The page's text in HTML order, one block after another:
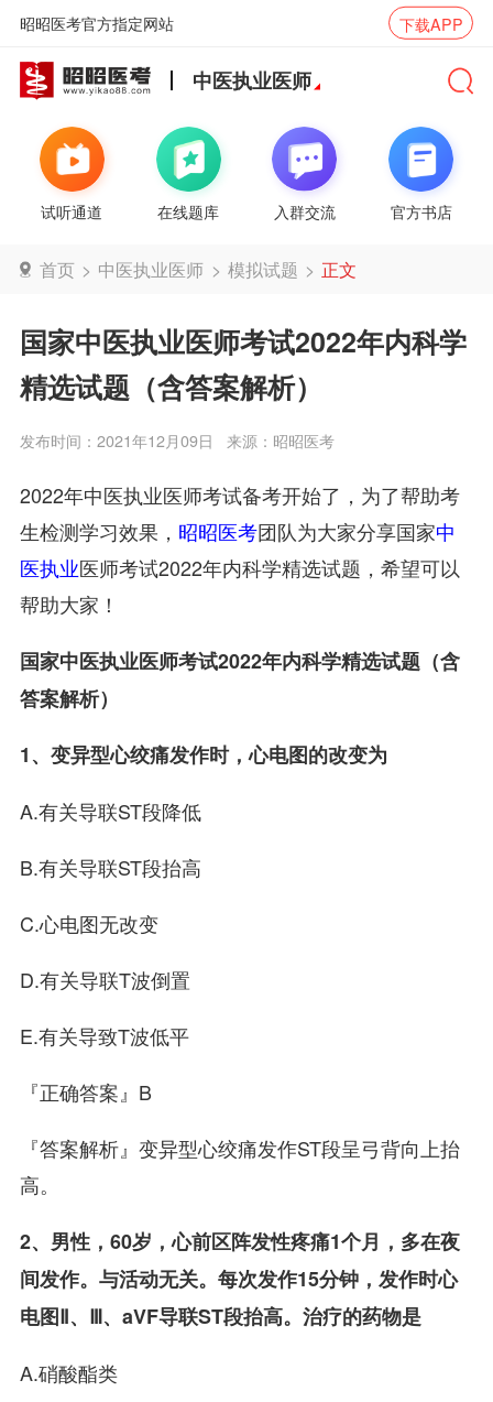
昭昭医考官方指定网站 下载APP
中医执业医师
试听通道 在线题库 入群交流 官方书店
首页 > 中医执业医师 > 模拟试题 > 正文
国家中医执业医师考试2022年内科学
精选试题（含答案解析）
发布时间：2021年12月09日 来源：昭昭医考
2022年中医执业医师考试备考开始了，为了帮助考
生检测学习效果， 昭昭医考团队为大家分享国家中
医执业医师考试2022年内科学精选试题，希望可以
帮助大家！
国家中医执业医师考试2022年内科学精选试题（含
答案解析）
1、变异型心绞痛发作时，心电图的改变为
A.有关导联ST段降低
B.有关导联ST段抬高
C.心电图无改变
D.有关导联T波倒置
E.有关导致T波低平
『正确答案』B
『答案解析』变异型心绞痛发作ST段呈弓背向上抬
高。
2、男性，60岁，心前区阵发性疼痛1个月，多在夜
间发作。与活动无关。每次发作15分钟，发作时心
电图Ⅱ、Ⅲ、aVF导联ST段抬高。治疗的药物是
A.硝酸酯类